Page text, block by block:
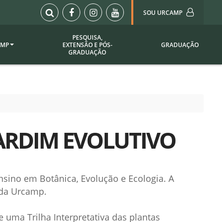
SOU URCAMP
Sou Urcamp (Portal)
Biblioteca
Plataforma Moodle
Setor de Registros
SOU I
Webmail
de
Institucional
PESQUISA,
EXTENSÃO E PÓS-
GRADUAÇÃO
GRADUAÇÃO
EVOLUTIVO
em Botânica, Evolução e Ecologia. A
Urcamp.
uma Trilha Interpretativa das plantas